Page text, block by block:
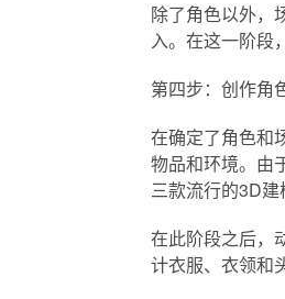
除了角色以外，
入。在这一阶段
第四步：创作角
在确定了角色和
物品和环境。由
三款流行的3D
在此阶段之后，
计衣服、衣领和